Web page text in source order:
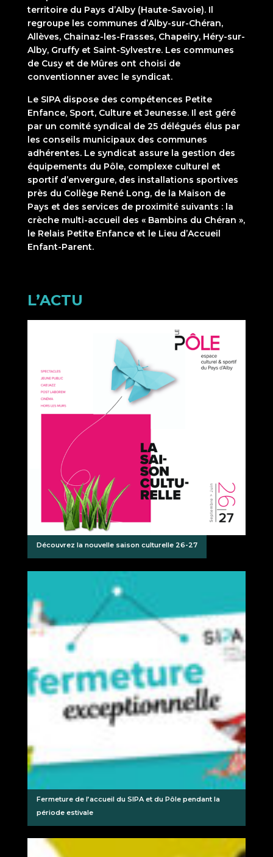
territoire du Pays d’Alby (Haute-Savoie). Il
regroupe les communes d’Alby-sur-Chéran,
Allèves, Chainaz-les-Frasses, Chapeiry, Héry-sur-
Alby, Gruffy et Saint-Sylvestre. Les communes
de Cusy et de Mûres ont choisi de
conventionner avec le syndicat.
Le SIPA dispose des compétences Petite
Enfance, Sport, Culture et Jeunesse. Il est géré
par un comité syndical de 25 délégués élus par
les conseils municipaux des communes
adhérentes. Le syndicat assure la gestion des
équipements du Pôle, complexe culturel et
sportif d’envergure, des installations sportives
près du Collège René Long, de la Maison de
Pays et des services de proximité suivants : la
crèche multi-accueil des « Bambins du Chéran »,
le Relais Petite Enfance et le Lieu d’Accueil
Enfant-Parent.
L’ACTU
Découvrez la nouvelle saison culturelle 26-27
Fermeture de l’accueil du SIPA et du Pôle pendant la
période estivale